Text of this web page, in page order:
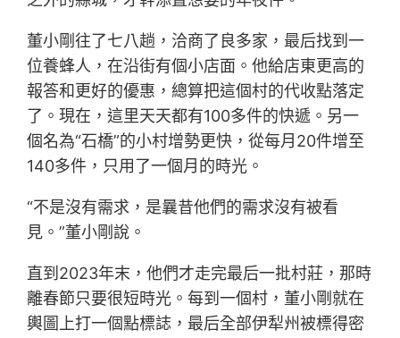
董小剛往了七八趟，洽商了良多家，最后找到一
位養蜂人，在沿街有個小店面。他給店東更高的
報答和更好的優惠，總算把這個村的代收點落定
了。現在，這里天天都有100多件的快遞。另一
個名為“石橋”的小村增勢更快，從每月20件增至
140多件，只用了一個月的時光。
“不是沒有需求，是曩昔他們的需求沒有被看
見。”董小剛說。
直到2023年末，他們才走完最后一批村莊，那時
離春節只要很短時光。每到一個村，董小剛就在
輿圖上打一個點標誌，最后全部伊犁州被標得密